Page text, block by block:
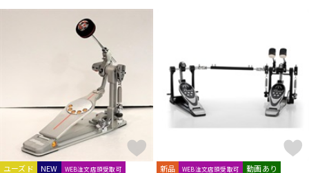
ベース
キーボード 電子ピアノ
管楽器
ユーズド NEW WEB注文店頭受取可 新品 WEB注文店頭受取可 動画あり